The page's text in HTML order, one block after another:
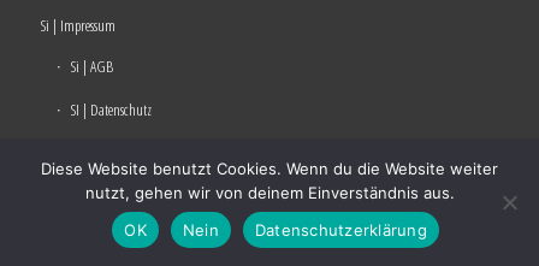
Si | Impressum
Si | AGB
SI | Datenschutz
Si | Barrierefreiheitsstärkungsgesetz
Si | Jobs Karriere Stellenangebote
Diese Website benutzt Cookies. Wenn du die Website weiter
nutzt, gehen wir von deinem Einverständnis aus.
OK
Nein Datenschutzerklärung